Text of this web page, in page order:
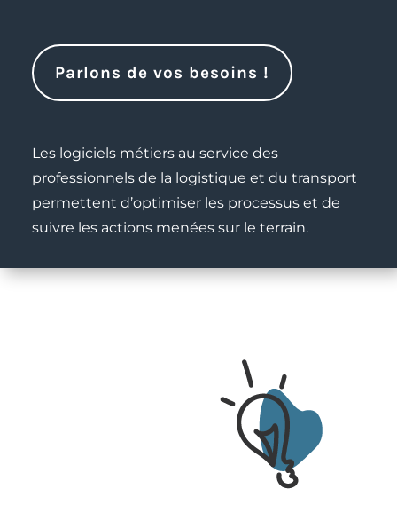
Parlons de vos besoins !
Les logiciels métiers au service des
professionnels de la logistique et du transport
permettent d’optimiser les processus et de
suivre les actions menées sur le terrain.